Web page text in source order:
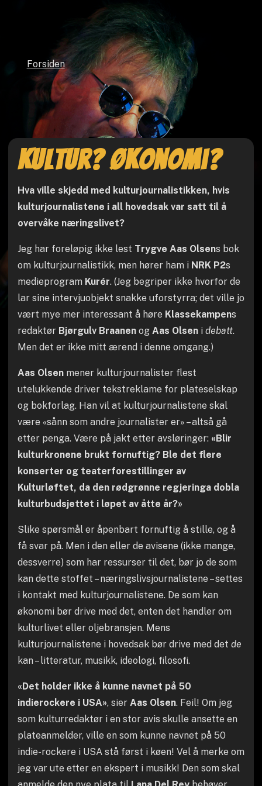
Forsiden
Kultur? Økonomi?
Hva ville skjedd med kulturjournalistikken, hvis
kulturjournalistene i all hovedsak var satt til å
overvåke næringslivet?
Jeg har foreløpig ikke lest Trygve Aas Olsens bok
om kulturjournalistikk, men hører ham i NRK P2s
medieprogram Kurér. (Jeg begriper ikke hvorfor de
lar sine intervjuobjekt snakke uforstyrra; det ville jo
vært mye mer interessant å høre Klassekampens
redaktør Bjørgulv Braanenog Aas Olseni debatt.
Men det er ikke mitt ærend i denne omgang.)
Aas Olsenmener kulturjournalister flest
utelukkende driver tekstreklame for plateselskap
og bokforlag. Han vil at kulturjournalistene skal
være «sånn som andre journalister er» – altså gå
etter penga. Være på jakt etter avsløringer: «Blir
kulturkronene brukt fornuftig? Ble det flere
konserter og teaterforestillinger av
Kulturløftet, da den rødgrønne regjeringa dobla
kulturbudsjettet i løpet av åtte år?»
Slike spørsmål er åpenbart fornuftig å stille, og å
få svar på. Men i den eller de avisene (ikke mange,
dessverre) som har ressurser til det, bør jo de som
kan dette stoffet – næringslivsjournalistene – settes
i kontakt med kulturjournalistene. De som kan
økonomi bør drive med det, enten det handler om
kulturlivet eller oljebransjen. Mens
kulturjournalistene i hovedsak bør drive med det de
kan – litteratur, musikk, ideologi, filosofi.
«Det holder ikke å kunne navnet på 50
indierockere i USA», sier Aas Olsen. Feil! Om jeg
som kulturredaktør i en stor avis skulle ansette en
plateanmelder, ville en som kunne navnet på 50
indie-rockere i USA stå først i køen! Vel å merke om
jeg var ute etter en ekspert i musikk! Den som skal